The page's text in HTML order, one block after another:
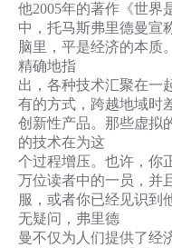
他2005年的著作《世界
中，托马斯弗里德曼宣
脑里，平是经济的本质
精确地指
出，各种技术汇聚在一
有的方式，跨越地域时
创新性产品。那些虚拟
的技术在为这
个过程增压。也许，你
万位读者中的一员，并
服，或者你已经见识到
无疑问，弗里德
曼不仅为人们提供了经